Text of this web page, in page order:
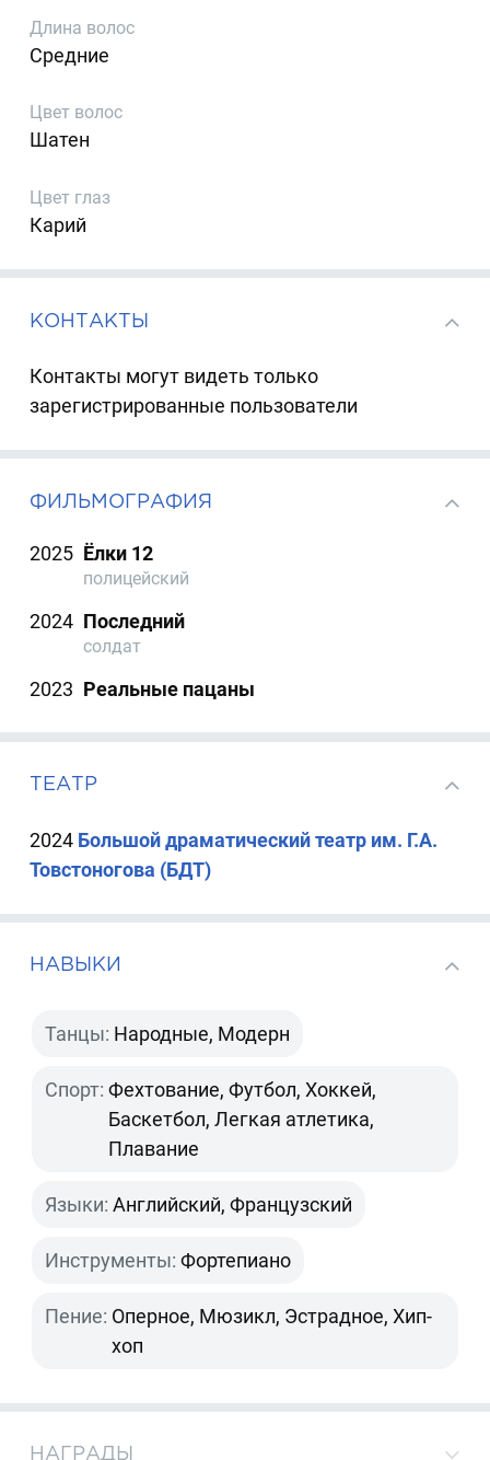
Длина волос
Средние
Цвет волос
Шатен
Цвет глаз
Карий
КОНТАКТЫ
Контакты могут видеть только
зарегистрированные пользователи
ФИЛЬМОГРАФИЯ
2025 Ёлки 12
полицейский
2024 Последний
солдат
2023 Реальные пацаны
ТЕАТР
2024 Большой драматический театр им. Г.А.
Товстоногова (БДТ)
НАВЫКИ
Танцы: Народные, Модерн
Спорт: Фехтование, Футбол, Хоккей,
Баскетбол, Легкая атлетика,
Плавание
Языки: Английский, Французский
Инструменты: Фортепиано
Пение: Оперное, Мюзикл, Эстрадное, Хип-
хоп
НАГРАДЫ